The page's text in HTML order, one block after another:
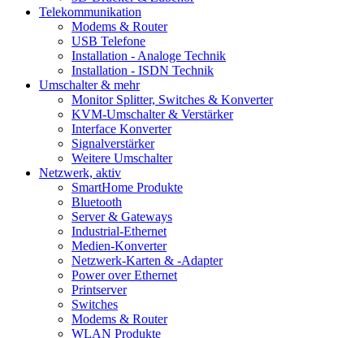
Telekommunikation
Modems & Router
USB Telefone
Installation - Analoge Technik
Installation - ISDN Technik
Umschalter & mehr
Monitor Splitter, Switches & Konverter
KVM-Umschalter & Verstärker
Interface Konverter
Signalverstärker
Weitere Umschalter
Netzwerk, aktiv
SmartHome Produkte
Bluetooth
Server & Gateways
Industrial-Ethernet
Medien-Konverter
Netzwerk-Karten & -Adapter
Power over Ethernet
Printserver
Switches
Modems & Router
WLAN Produkte